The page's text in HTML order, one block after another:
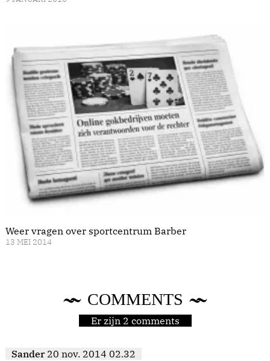
Weer vragen over sportcentrum Barber
13 MEI 2014
COMMENTS
Er zijn 2 comments
Sander 20 nov. 2014 02.32